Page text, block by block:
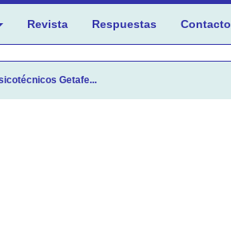
Revista Respuestas Contacto
Getafe...